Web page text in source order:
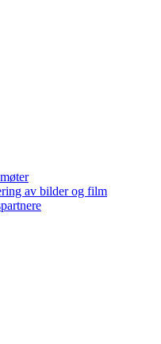
av bilder og film